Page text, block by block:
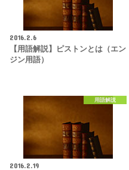
2016.2.6
【用語解説】ピストンとは（エン
ジン用語）
用語解説
2016.2.19